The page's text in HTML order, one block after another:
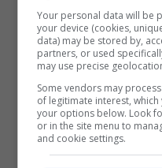
Your personal data will be
your device (cookies,
data) may be stored by,
partners, or used
may use precise
Some vendors may
of legitimate interest,
your options below. Look
or in the site menu to
and cookie settings.